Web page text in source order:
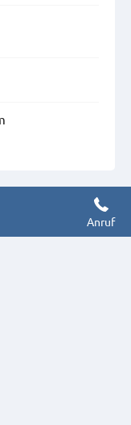
Anruf